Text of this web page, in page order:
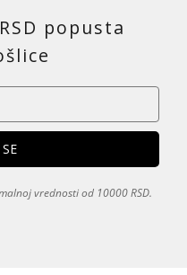
popusta
vrednosti od 10000 RSD.